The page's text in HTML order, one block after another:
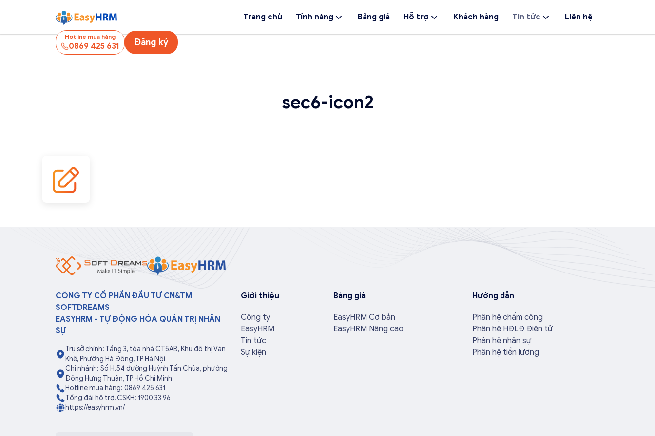
Trang chủ Tính năng Bảng giá Hỗ trợ Khách hàng Tin tức Liên hệ
Hotline mua hàng
0869 425 631 Đăng ký
sec6-icon2
CÔNG TY CỔ PHẦN ĐẦU TƯ CN&TM
SOFTDREAMS
EASYHRM - TỰ ĐỘNG HÓA QUẢN TRỊ NHÂN
SỰ
Trụ sở chính: Tầng 3, tòa nhà CT5AB, Khu đô thị Văn
Khê, Phường Hà Đông, TP Hà Nội
Chi nhánh: Số H.54 đường Huỳnh Tấn Chùa, phường
Đông Hưng Thuận, TP Hồ Chí Minh
Hotline mua hàng: 0869 425 631
Tổng đài hỗ trợ, CSKH: 1900 33 96
https://easyhrm.vn/
Giới thiệu
Công ty
EasyHRM
Tin tức
Sự kiện
Bảng giá
EasyHRM Cơ bản
EasyHRM Nâng cao
Hướng dẫn
Phân hệ chấm công
Phân hệ HĐLĐ Điện tử
Phân hệ nhân sự
Phân hệ tiền lương